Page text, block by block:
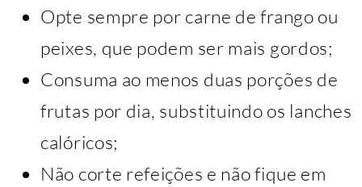
Opte sempre por carne de frango ou
peixes, que podem ser mais gordos;
Consuma ao menos duas porções de
frutas por dia, substituindo os lanches
calóricos;
Não corte refeições e não fique em